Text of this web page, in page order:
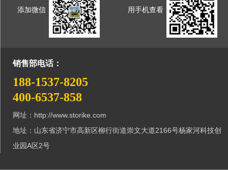
添加微信 用手机查看
销售部电话：
188-1537-8205
400-6537-858
网址：http://www.storike.com
地址：山东省济宁市高新区柳行街道崇文大道2166号杨家河科技创
业园A区2号